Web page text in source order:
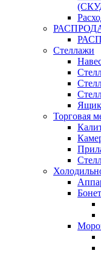
Стеллажи
Торговая